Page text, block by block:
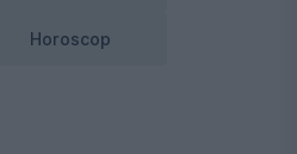
Horoscop